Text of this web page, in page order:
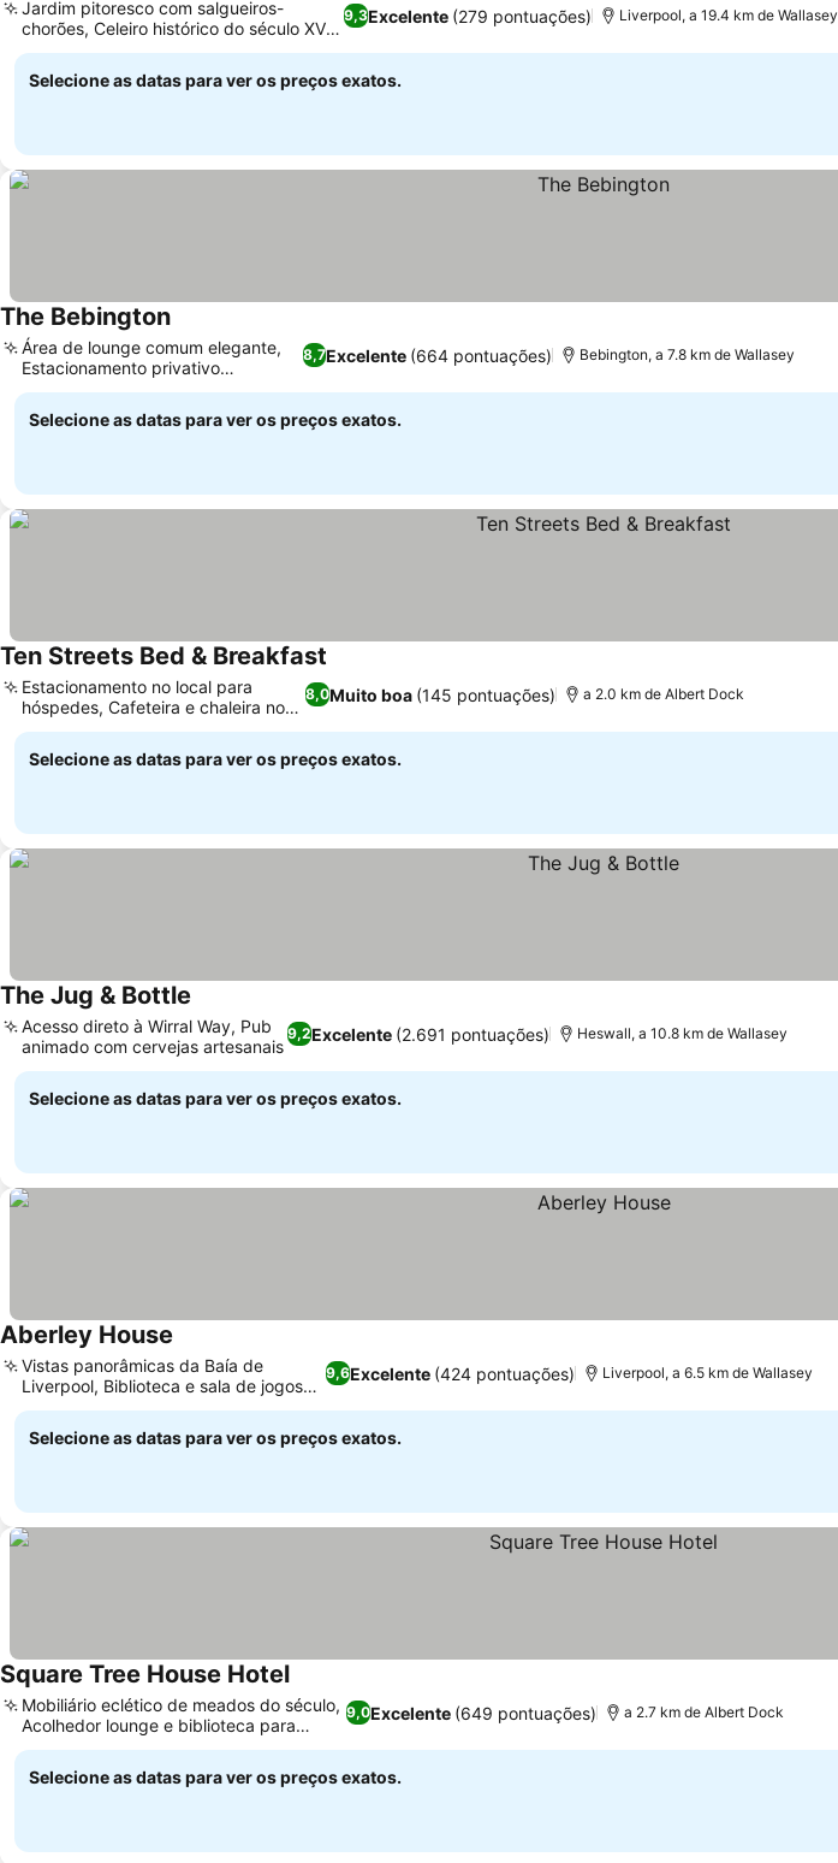
9,3Excelente (279 pontuações)
Jardim pitoresco com salgueiros-
chorões, Celeiro histórico do século XVIII
convertido
Liverpool, a 19.4 km de Wallasey
Selecione as datas para ver os preços exatos.
The Bebington
8,7Excelente (664 pontuações)
Área de lounge comum elegante,
Estacionamento privativo
disponível
Bebington, a 7.8 km de Wallasey
Selecione as datas para ver os preços exatos.
Ten Streets Bed & Breakfast
8,0Muito boa (145 pontuações)
Estacionamento no local para
hóspedes, Cafeteira e chaleira no
quarto
a 2.0 km de Albert Dock
Selecione as datas para ver os preços exatos.
The Jug & Bottle
9,2Excelente (2.691 pontuações)
Acesso direto à Wirral Way, Pub
animado com cervejas artesanais
Heswall, a 10.8 km de Wallasey
Selecione as datas para ver os preços exatos.
Aberley House
9,6Excelente (424 pontuações)
Vistas panorâmicas da Baía de
Liverpool, Biblioteca e sala de jogos
exclusivas
Liverpool, a 6.5 km de Wallasey
Selecione as datas para ver os preços exatos.
Square Tree House Hotel
9,0Excelente (649 pontuações)
Mobiliário eclético de meados do século,
Acolhedor lounge e biblioteca para
hóspedes
a 2.7 km de Albert Dock
Selecione as datas para ver os preços exatos.